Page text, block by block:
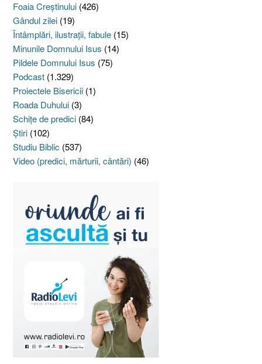
Foaia Creştinului (426)
Gândul zilei (19)
Întâmplări, ilustraţii, fabule (15)
Minunile Domnului Isus (14)
Pildele Domnului Isus (75)
Podcast (1.329)
Proiectele Bisericii (1)
Roada Duhului (3)
Schiţe de predici (84)
Ştiri (102)
Studiu Biblic (537)
Video (predici, mărturii, cântări) (46)